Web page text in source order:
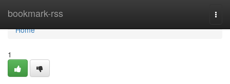
bookmark-rss
Home
Home
1